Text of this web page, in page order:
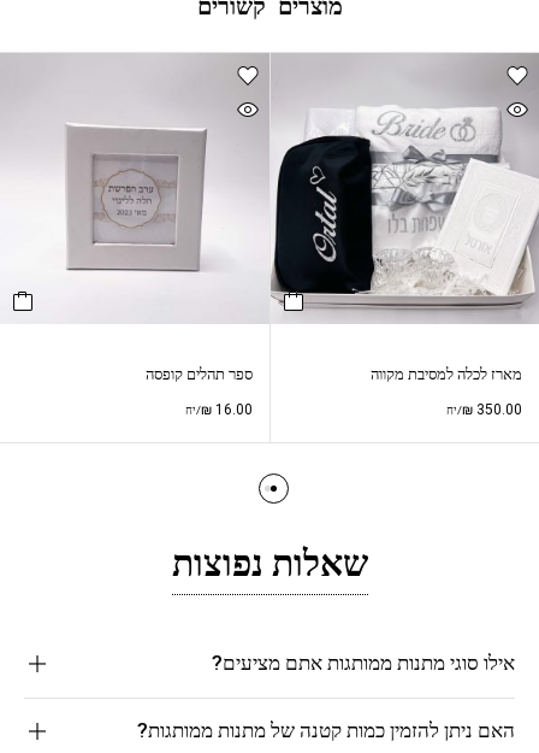
מוצרים קשורים
מארז לכלה למסיבת מקווה
₪ 350.00 /יח
ספר תהלים קופסה
₪16.00 /יח
שאלות נפוצות
אילו סוגי מתנות ממותגות אתם מציעים?
האם ניתן להזמין כמות קטנה של מתנות ממותגות?